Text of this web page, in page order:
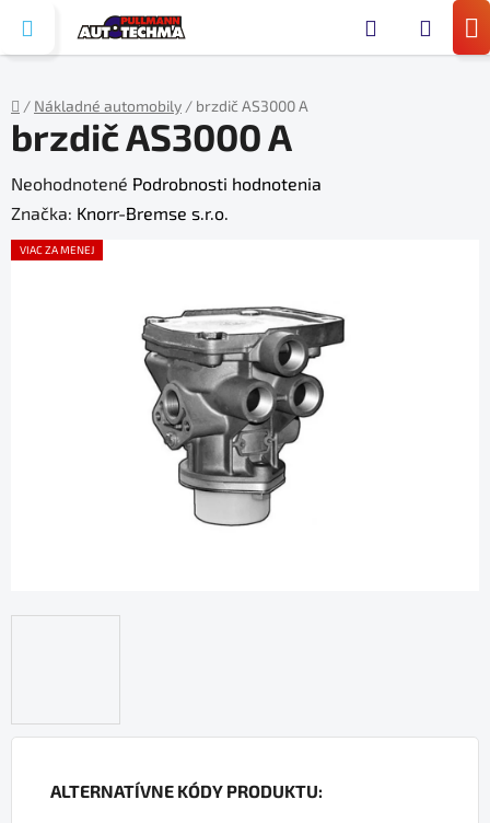
obsah
Domov
/ Nákladné automobily / brzdič AS3000 A
ALTERNATÍVNE KÓDY PRODUKTU:
brzdič AS3000 A
Priemerné
hodnotenie
produktu
Neohodnotené Podrobnosti hodnotenia
Značka: Knorr-Bremse s.r.o.
VIAC ZA MENEJ